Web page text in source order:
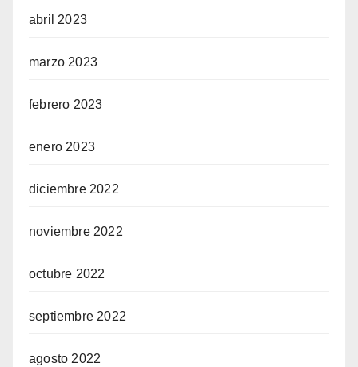
abril 2023
marzo 2023
febrero 2023
enero 2023
diciembre 2022
noviembre 2022
octubre 2022
septiembre 2022
agosto 2022